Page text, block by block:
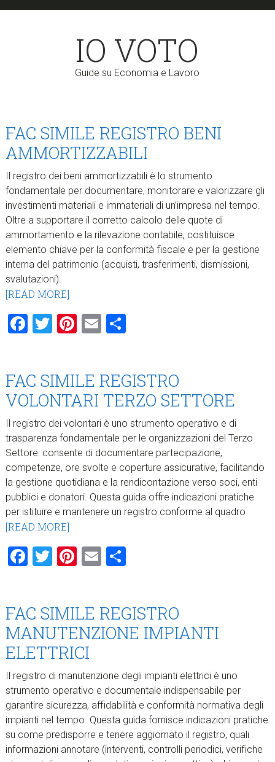
Skip
Skip
IO VOTO
Guide su Economia e Lavoro
FAC SIMILE REGISTRO BENI
AMMORTIZZABILI
Il registro dei beni ammortizzabili è lo strumento
fondamentale per documentare, monitorare e valorizzare gli
investimenti materiali e immateriali di un’impresa nel tempo.
Oltre a supportare il corretto calcolo delle quote di
ammortamento e la rilevazione contabile, costituisce
elemento chiave per la conformità fiscale e per la gestione
interna del patrimonio (acquisti, trasferimenti, dismissioni,
svalutazioni).
[READ MORE]
Facebook
Twitter
Pinterest
EmailCondividi
FAC SIMILE REGISTRO
VOLONTARI TERZO SETTORE
Il registro dei volontari è uno strumento operativo e di
trasparenza fondamentale per le organizzazioni del Terzo
Settore: consente di documentare partecipazione,
competenze, ore svolte e coperture assicurative, facilitando
la gestione quotidiana e la rendicontazione verso soci, enti
pubblici e donatori. Questa guida offre indicazioni pratiche
per istituire e mantenere un registro conforme al quadro
[READ MORE]
Facebook
Twitter
Pinterest
EmailCondividi
FAC SIMILE REGISTRO
MANUTENZIONE IMPIANTI
ELETTRICI
Il registro di manutenzione degli impianti elettrici è uno
strumento operativo e documentale indispensabile per
garantire sicurezza, affidabilità e conformità normativa degli
impianti nel tempo. Questa guida fornisce indicazioni pratiche
su come predisporre e tenere aggiornato il registro, quali
informazioni annotare (interventi, controlli periodici, verifiche